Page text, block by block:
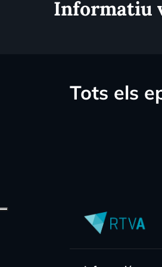
Informatiu
Tots els